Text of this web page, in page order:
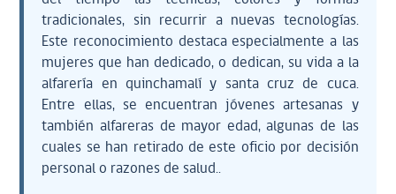
tradicionales, sin recurrir a nuevas tecnologías.
Este reconocimiento destaca especialmente a las
mujeres que han dedicado, o dedican, su vida a la
alfarería en quinchamalí y santa cruz de cuca.
Entre ellas, se encuentran jóvenes artesanas y
también alfareras de mayor edad, algunas de las
cuales se han retirado de este oficio por decisión
personal o razones de salud..